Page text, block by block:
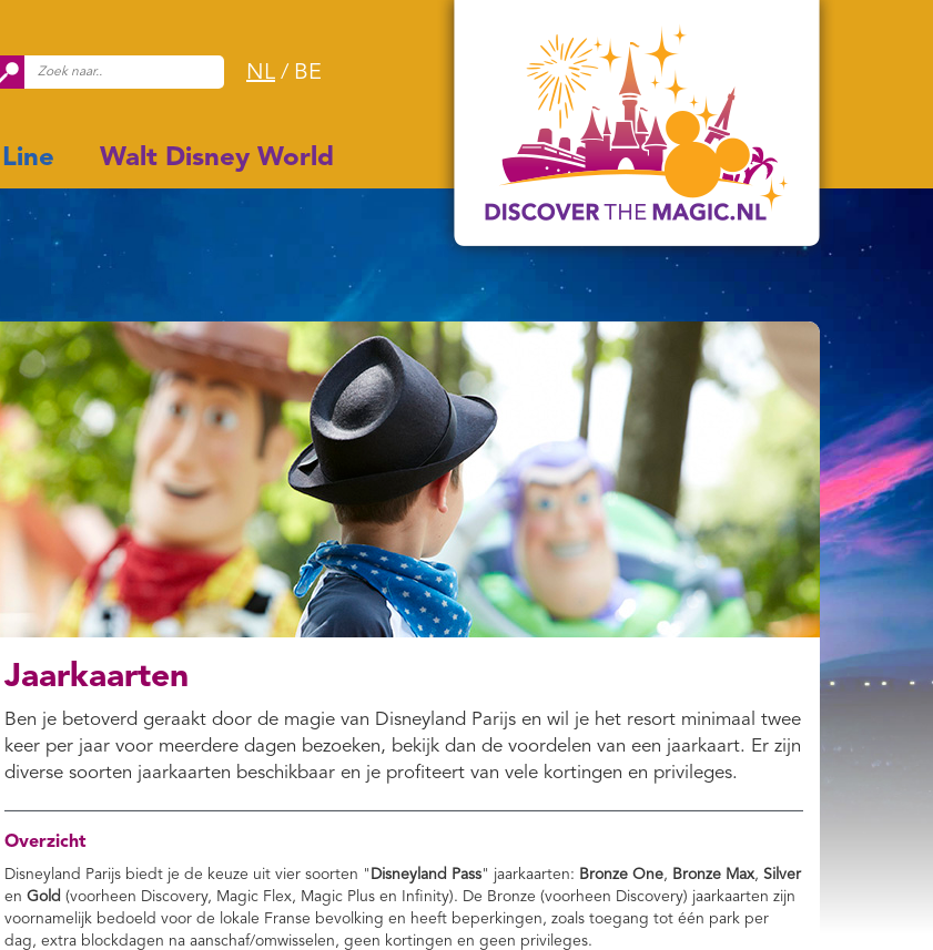
NL / BE
Walt Disney World
Jaarkaarten
Ben je betoverd geraakt door de magie van Disneyland Parijs en wil je het resort minimaal twee
keer per jaar voor meerdere dagen bezoeken, bekijk dan de voordelen van een jaarkaart. Er zijn
diverse soorten jaarkaarten beschikbaar en je profiteert van vele kortingen en privileges.
Overzicht
Disneyland Parijs biedt je de keuze uit vier soorten " Disneyland Pass" jaarkaarten: Bronze One, Bronze Max, Silver
en Gold (voorheen Discovery, Magic Flex, Magic Plus en Infinity). De Bronze (voorheen Discovery) jaarkaarten zijn
voornamelijk bedoeld voor de lokale Franse bevolking en heeft beperkingen, zoals toegang tot één park per
dag, extra blockdagen na aanschaf/omwisselen, geen kortingen en geen privileges.